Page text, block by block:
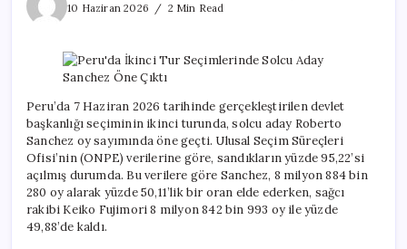
10 Haziran 2026
2 Min Read
Solcu
Aday
Öne
Çıktı
için
Peru’da 7 Haziran 2026 tarihinde gerçekleştirilen devlet
başkanlığı seçiminin ikinci turunda, solcu aday Roberto
Sanchez oy sayımında öne geçti. Ulusal Seçim Süreçleri
Ofisi’nin (ONPE) verilerine göre, sandıkların yüzde 95,22’si
açılmış durumda. Bu verilere göre Sanchez, 8 milyon 884 bin
280 oy alarak yüzde 50,11’lik bir oran elde ederken, sağcı
rakibi Keiko Fujimori 8 milyon 842 bin 993 oy ile yüzde
49,88’de kaldı.